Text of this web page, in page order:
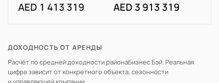
AED 1 413 319 AED 3 913 319
ДОХОДНОСТЬ ОТ АРЕНДЫ
Расчёт по средней доходности районаБизнес Бэй. Реальная
цифра зависит от конкретного объекта, сезонности